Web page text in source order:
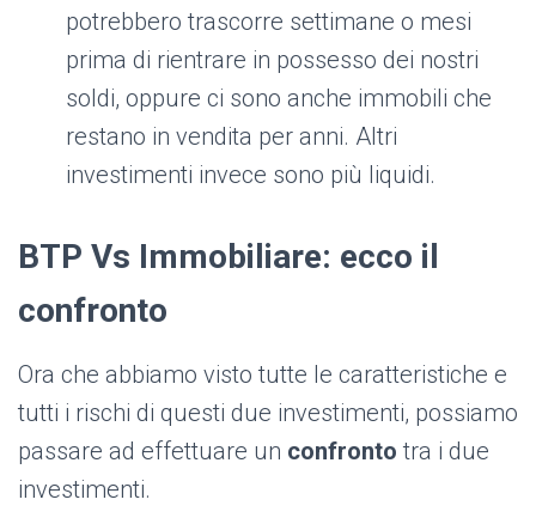
potrebbero trascorre settimane o mesi
prima di rientrare in possesso dei nostri
soldi, oppure ci sono anche immobili che
restano in vendita per anni. Altri
investimenti invece sono più liquidi.
BTP Vs Immobiliare: ecco il
confronto
Ora che abbiamo visto tutte le caratteristiche e
tutti i rischi di questi due investimenti, possiamo
passare ad effettuare un confronto tra i due
investimenti.